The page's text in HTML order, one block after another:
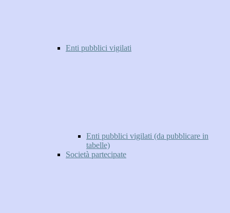
Enti pubblici vigilati
Enti pubblici vigilati (da pubblicare in
tabelle)
Società partecipate